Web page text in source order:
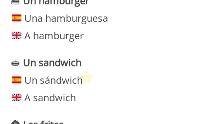
Una hamburguesa
A hamburger
🥪 Un sandwich
Un sándwich
A sandwich